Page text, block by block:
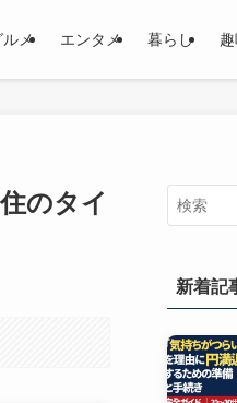
ルメ エンタメ 暮らし
のタイ
新着記